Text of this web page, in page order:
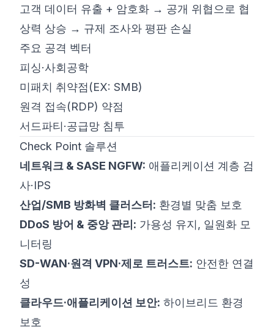
고객 데이터 유출 + 암호화 → 공개 위협으로 협
상력 상승 → 규제 조사와 평판 손실
주요 공격 벡터
피싱·사회공학
미패치 취약점(EX: SMB)
원격 접속(RDP) 약점
서드파티·공급망 침투
Check Point 솔루션
네트워크 & SASE NGFW: 애플리케이션 계층 검
사·IPS
산업/SMB 방화벽 클러스터: 환경별 맞춤 보호
DDoS 방어 & 중앙 관리: 가용성 유지, 일원화 모
니터링
SD-WAN·원격 VPN·제로 트러스트: 안전한 연결
성
클라우드·애플리케이션 보안: 하이브리드 환경
보호